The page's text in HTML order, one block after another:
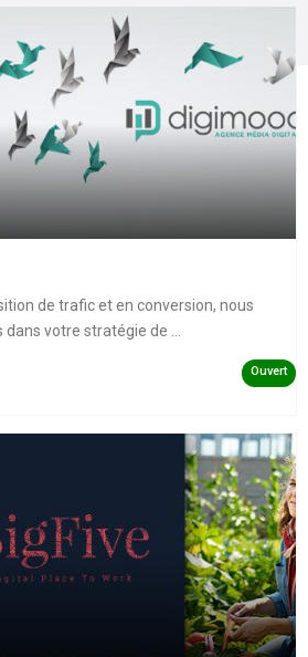
de trafic et en conversion, nous
votre stratégie de ...
Ouvert